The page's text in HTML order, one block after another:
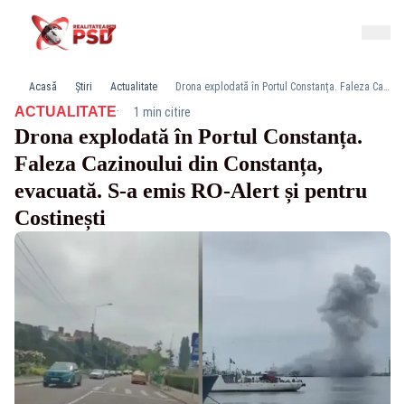
Acasă Știri Actualitate Drona explodată în Portul Constanța. Faleza Cazinoului din Constanța, evacuată. S-a emis RO-Alert și pentru Costinești
ACTUALITATE· 1 min citire
Drona explodată în Portul Constanța.
Faleza Cazinoului din Constanța,
evacuată. S-a emis RO-Alert și pentru
Costinești